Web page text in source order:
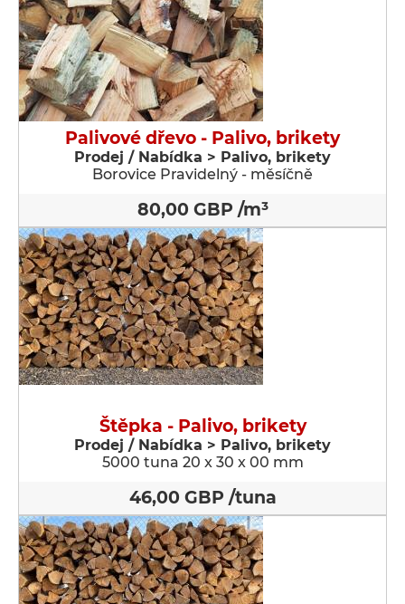
Palivové dřevo - Palivo, brikety
Prodej / Nabídka > Palivo, brikety
Borovice Pravidelný - měsíčně
80,00 GBP /m³
Štěpka - Palivo, brikety
Prodej / Nabídka > Palivo, brikety
5000 tuna 20 x 30 x 00 mm
46,00 GBP /tuna